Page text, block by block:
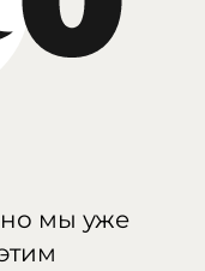
но мы уже